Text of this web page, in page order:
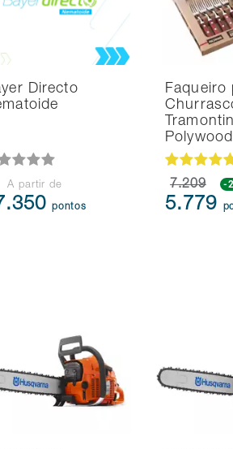
Directo
A partir de
pontos
Faqueiro
7.209 -
5.779